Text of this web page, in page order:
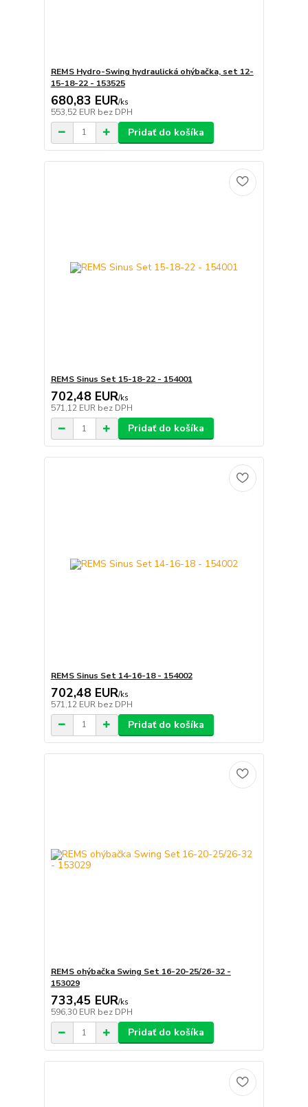
REMS Hydro-Swing hydraulická ohýbačka, set 12-
15-18-22 - 153525
680,83 EUR/ks
553,52 EUR bez DPH
Pridať do košíka
REMS Sinus Set 15-18-22 - 154001
702,48 EUR/ks
571,12 EUR bez DPH
Pridať do košíka
REMS Sinus Set 14-16-18 - 154002
702,48 EUR/ks
571,12 EUR bez DPH
Pridať do košíka
REMS ohýbačka Swing Set 16-20-25/26-32 -
153029
733,45 EUR/ks
596,30 EUR bez DPH
Pridať do košíka